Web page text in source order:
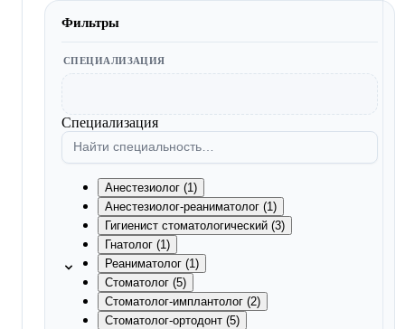
Фильтры
СПЕЦИАЛИЗАЦИЯ
Специализация
Анестезиолог (1)
Анестезиолог-реаниматолог (1)
Гигиенист стоматологический (3)
Гнатолог (1)
Реаниматолог (1)
Стоматолог (5)
Стоматолог-имплантолог (2)
Стоматолог-ортодонт (5)